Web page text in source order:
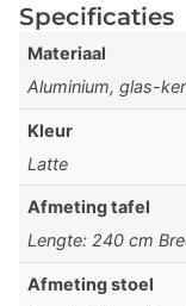
Specificaties
Materiaal
Aluminium, glas-
Kleur
Latte
Afmeting tafel
Lengte: 240 cm
Afmeting stoel